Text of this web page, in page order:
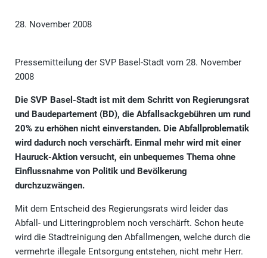
28. November 2008
Pressemitteilung der SVP Basel-Stadt vom 28. November
2008
Die SVP Basel-Stadt ist mit dem Schritt von Regierungsrat
und Baudepartement (BD), die Abfallsackgebühren um rund
20% zu erhöhen nicht einverstanden. Die Abfallproblematik
wird dadurch noch verschärft. Einmal mehr wird mit einer
Hauruck-Aktion versucht, ein unbequemes Thema ohne
Einflussnahme von Politik und Bevölkerung
durchzuzwängen.
Mit dem Entscheid des Regierungsrats wird leider das
Abfall- und Litteringproblem noch verschärft. Schon heute
wird die Stadtreinigung den Abfallmengen, welche durch die
vermehrte illegale Entsorgung entstehen, nicht mehr Herr.